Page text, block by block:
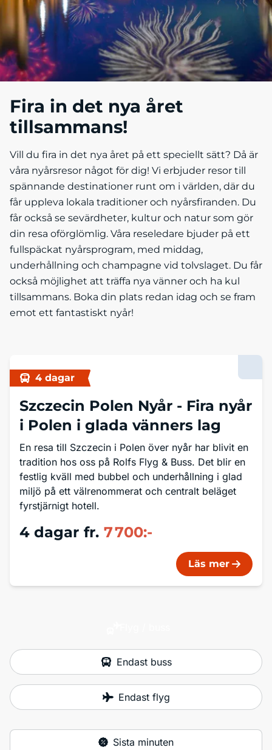
Fira in det nya året
tillsammans!
Vill du fira in det nya året på ett speciellt sätt? Då är
våra nyårsresor något för dig! Vi erbjuder resor till
spännande destinationer runt om i världen, där du
får uppleva lokala traditioner och nyårsfiranden. Du
får också se sevärdheter, kultur och natur som gör
din resa oförglömlig. Våra reseledare bjuder på ett
fullspäckat nyårsprogram, med middag,
underhållning och champagne vid tolvslaget. Du får
också möjlighet att träffa nya vänner och ha kul
tillsammans. Boka din plats redan idag och se fram
emot ett fantastiskt nyår!
4 dagar
Szczecin Polen Nyår - Fira nyår
i Polen i glada vänners lag
En resa till Szczecin i Polen över nyår har blivit en
tradition hos oss på Rolfs Flyg & Buss. Det blir en
festlig kväll med bubbel och underhållning i glad
miljö på ett välrenommerat och centralt beläget
fyrstjärnigt hotell.
4 dagar fr. 7 700:-
Läs mer
Endast buss
Endast flyg
Sista minuten